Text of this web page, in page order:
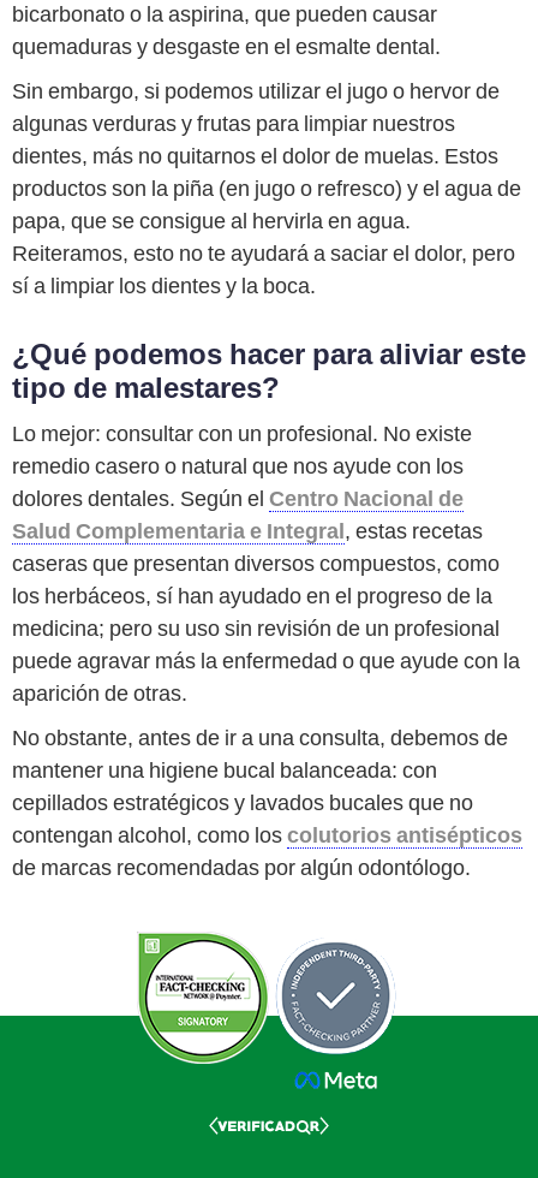
bicarbonato o la aspirina, que pueden causar
quemaduras y desgaste en el esmalte dental.
Sin embargo, si podemos utilizar el jugo o hervor de
algunas verduras y frutas para limpiar nuestros
dientes, más no quitarnos el dolor de muelas. Estos
productos son la piña (en jugo o refresco) y el agua de
papa, que se consigue al hervirla en agua.
Reiteramos, esto no te ayudará a saciar el dolor, pero
sí a limpiar los dientes y la boca.
¿Qué podemos hacer para aliviar este
tipo de malestares?
Lo mejor: consultar con un profesional. No existe
remedio casero o natural que nos ayude con los
dolores dentales. Según el Centro Nacional de
Salud Complementaria e Integral, estas recetas
caseras que presentan diversos compuestos, como
los herbáceos, sí han ayudado en el progreso de la
medicina; pero su uso sin revisión de un profesional
puede agravar más la enfermedad o que ayude con la
aparición de otras.
No obstante, antes de ir a una consulta, debemos de
mantener una higiene bucal balanceada: con
cepillados estratégicos y lavados bucales que no
contengan alcohol, como loscolutorios antisépticos
de marcas recomendadas por algún odontólogo.